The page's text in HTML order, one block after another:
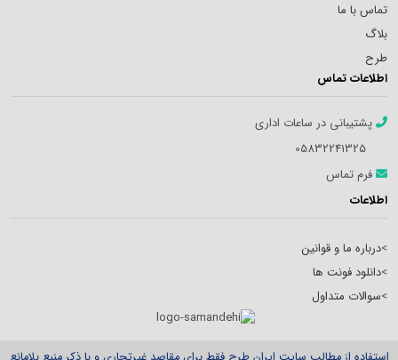
تماس با ما
بلاگ
طرح
اطلاعات تماس
پشتیبانی در ساعات اداری
05832241325
فرم تماس
اطلاعات
>درباره ما و قوانین
>دانلود فونت ها
>سوالات متداول